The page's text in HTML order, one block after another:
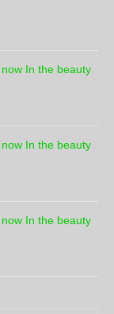
In the beauty
In the beauty
In the beauty